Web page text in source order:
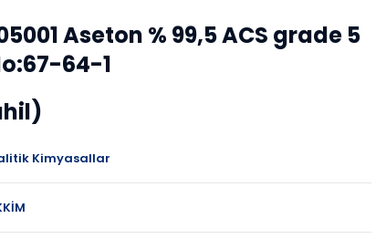
Aseton % 99,5 ACS grade 5
64-1
Kimyasallar